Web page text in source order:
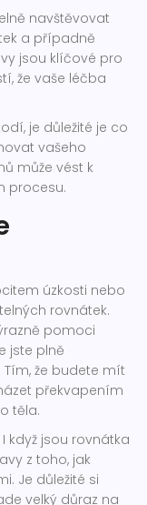
navštěvovat
a případně
jsou klíčové pro
že vaše léčba
je důležité je co
vašeho
může vést k
procesu.
úzkosti nebo
rovnátek.
pomoci
jste plně
že budete mít
překvapením
těla.
když jsou rovnátka
z toho, jak
Je důležité si
velký důraz na